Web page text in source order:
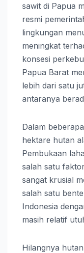
sawit di Papua
resmi
lingkungan
meningkat
konsesi
Papua Barat
lebih dari satu
antaranya
Dalam
hektare hutan
Pembukaan
salah satu
sangat krusial
salah satu
Indonesia
masih relatif
Hilangnya